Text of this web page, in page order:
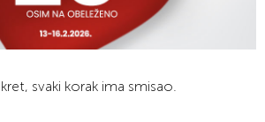
svaki korak ima smisao.